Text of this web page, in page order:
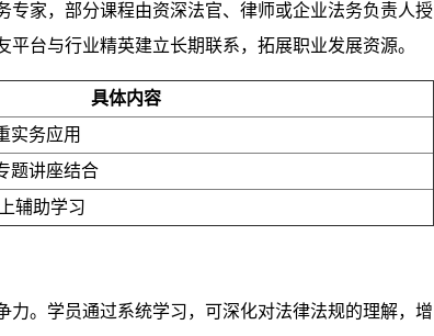
专家，部分课程由资深法官、律师或企业法务负责人授
台与行业精英建立长期联系，拓展职业发展资源。
具体内容
实务应用
题讲座结合
辅助学习
力。学员通过系统学习，可深化对法律法规的理解，增